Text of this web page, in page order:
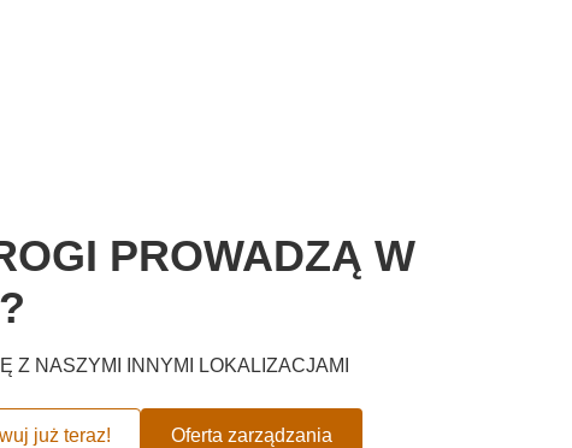
PROWADZĄ W
Z NASZYMI INNYMI LOKALIZACJAMI
już teraz! Oferta zarządzania